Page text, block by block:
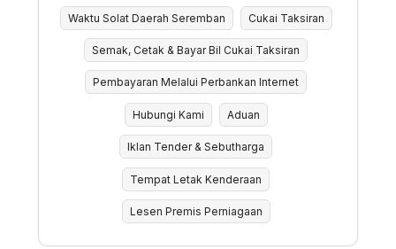
Waktu Solat Daerah Seremban Cukai Taksiran
Semak, Cetak & Bayar Bil Cukai Taksiran
Pembayaran Melalui Perbankan Internet
Hubungi Kami Aduan
Iklan Tender & Sebutharga
Tempat Letak Kenderaan
Lesen Premis Perniagaan